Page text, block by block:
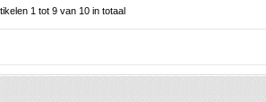
1 tot 9 van 10 in totaal